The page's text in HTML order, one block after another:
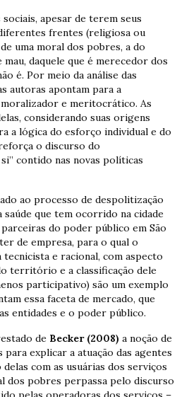
apesar de terem seus
frentes (religiosa ou
uma moral dos pobres, a do
daquele que é merecedor dos
é. Por meio da análise das
autoras apontam para a
e meritocrático. As
considerando suas origens
a lógica do esforço individual e do
o discurso do
contido nas novas políticas
ao processo de despolitização
saúde que tem ocorrido na cidade
parceiras do poder público em São
de empresa, para o qual o
e racional, com aspecto
território e a classificação dele
participativo) são um exemplo
essa faceta de mercado, que
entidades e o poder público.
de Becker (2008) a noção de
explicar a atuação das agentes
com as usuárias dos serviços
dos pobres perpassa pelo discurso